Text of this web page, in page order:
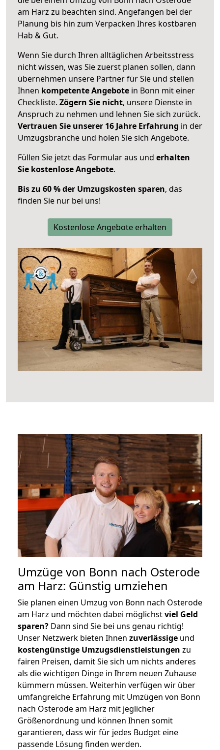
am Harz zu beachten sind. Angefangen bei der
Planung bis hin zum Verpacken Ihres kostbaren
Hab & Gut.
Wenn Sie durch Ihren alltäglichen Arbeitsstress
nicht wissen, was Sie zuerst planen sollen, dann
übernehmen unsere Partner für Sie und stellen
Ihnen kompetente Angebote in Bonn mit einer
Checkliste. Zögern Sie nicht, unsere Dienste in
Anspruch zu nehmen und lehnen Sie sich zurück.
Vertrauen Sie unserer 16 Jahre Erfahrung in der
Umzugsbranche und holen Sie sich Angebote.
Füllen Sie jetzt das Formular aus und erhalten
Sie kostenlose Angebote.
Bis zu 60 % der Umzugskosten sparen, das
finden Sie nur bei uns!
Kostenlose Angebote erhalten
Umzüge von Bonn nach Osterode
am Harz: Günstig umziehen
Sie planen einen Umzug von Bonn nach Osterode
am Harz und möchten dabei möglichstviel Geld
sparen? Dann sind Sie bei uns genau richtig!
Unser Netzwerk bieten Ihnen zuverlässige und
kostengünstige Umzugsdienstleistungen zu
fairen Preisen, damit Sie sich um nichts anderes
als die wichtigen Dinge in Ihrem neuen Zuhause
kümmern müssen. Weiterhin verfügen wir über
umfangreiche Erfahrung mit Umzügen von Bonn
nach Osterode am Harz mit jeglicher
Größenordnung und können Ihnen somit
garantieren, dass wir für jedes Budget eine
passende Lösung finden werden.